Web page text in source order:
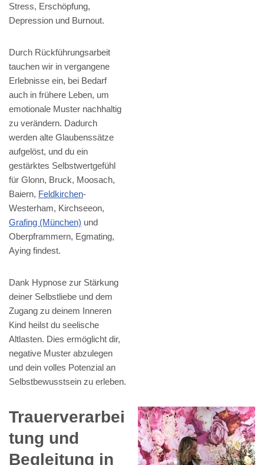
Stress, Erschöpfung,
Depression und Burnout.
Durch Rückführungsarbeit
tauchen wir in vergangene
Erlebnisse ein, bei Bedarf
auch in frühere Leben, um
emotionale Muster nachhaltig
zu verändern. Dadurch
werden alte Glaubenssätze
aufgelöst, und du ein
gestärktes Selbstwertgefühl
für Glonn, Bruck, Moosach,
Baiern, Feldkirchen-
Westerham, Kirchseeon,
Grafing (München) und
Oberpframmern, Egmating,
Aying findest.
Dank Hypnose zur Stärkung
deiner Selbstliebe und dem
Zugang zu deinem Inneren
Kind heilst du seelische
Altlasten. Dies ermöglicht dir,
negative Muster abzulegen
und dein volles Potenzial an
Selbstbewusstsein zu erleben.
Trauerverarbei
tung und
Begleitung in